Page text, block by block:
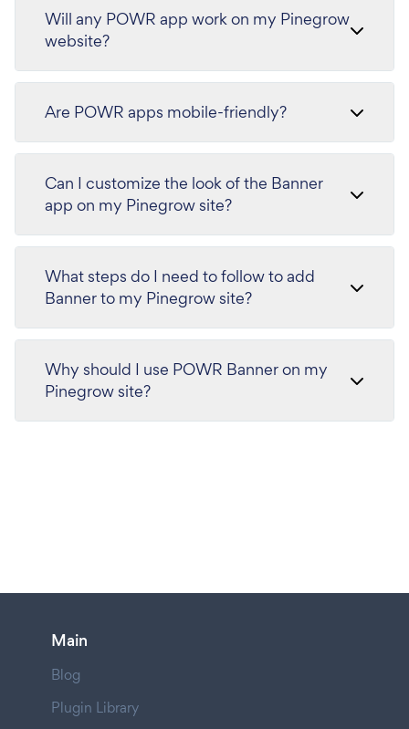
Will any POWR app work on my Pinegrow
website?
Are POWR apps mobile-friendly?
Can I customize the look of the Banner
app on my Pinegrow site?
What steps do I need to follow to add
Banner to my Pinegrow site?
Why should I use POWR Banner on my
Pinegrow site?
Main
Blog
Plugin Library